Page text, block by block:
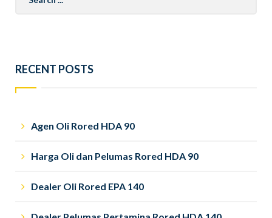
for:
RECENT POSTS
Agen Oli Rored HDA 90
Harga Oli dan Pelumas Rored HDA 90
Dealer Oli Rored EPA 140